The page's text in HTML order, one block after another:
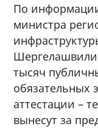
По
министра
Шергелашвили,
тысяч
обязательных
аттестации –
вынесут за